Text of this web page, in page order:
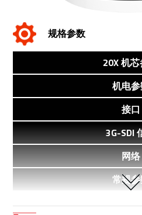
规格参数
20X 机
机电
接口
3G-SDI
网络
常规